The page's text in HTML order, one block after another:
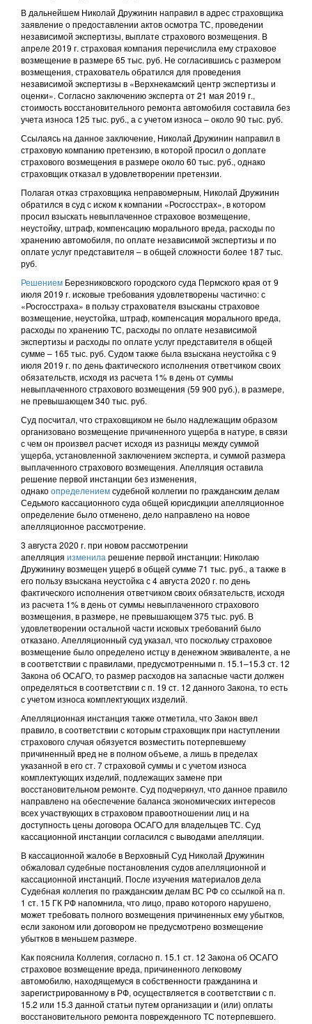
В дальнейшем Николай Дружинин направил в адрес страховщика
заявление о предоставлении актов осмотра ТС, проведении
независимой экспертизы, выплате страхового возмещения. В
апреле 2019 г. страховая компания перечислила ему страховое
возмещение в размере 65 тыс. руб. Не согласившись с размером
возмещения, страхователь обратился для проведения
независимой экспертизы в «Верхнекамский центр экспертизы и
оценки». Согласно заключению эксперта от 21 мая 2019 г.,
стоимость восстановительного ремонта автомобиля составила без
учета износа 125 тыс. руб., а с учетом износа – около 90 тыс. руб.
Ссылаясь на данное заключение, Николай Дружинин направил в
страховую компанию претензию, в которой просил о доплате
страхового возмещения в размере около 60 тыс. руб., однако
страховщик отказал в удовлетворении претензии.
Полагая отказ страховщика неправомерным, Николай Дружинин
обратился в суд с иском к компании «Росгосстрах», в котором
просил взыскать невыплаченное страховое возмещение,
неустойку, штраф, компенсацию морального вреда, расходы по
хранению автомобиля, по оплате независимой экспертизы и по
оплате услуг представителя – в общей сложности более 187 тыс.
руб.
Решением Березниковского городского суда Пермского края от 9
июля 2019 г. исковые требования удовлетворены частично: с
«Росгосстраха» в пользу страхователя взысканы страховое
возмещение, неустойка, штраф, компенсация морального вреда,
расходы по хранению ТС, расходы по оплате независимой
экспертизы и расходы по оплате услуг представителя в общей
сумме – 165 тыс. руб. Судом также была взыскана неустойка с 9
июля 2019 г. по день фактического исполнения ответчиком своих
обязательств, исходя из расчета 1% в день от суммы
невыплаченного страхового возмещения (59 900 руб.), в размере,
не превышающем 340 тыс. руб.
Суд посчитал, что страховщиком не было надлежащим образом
организовано возмещение причиненного ущерба в натуре, в связи
с чем он произвел расчет исходя из разницы между суммой
ущерба, установленной заключением эксперта, и суммой размера
выплаченного страхового возмещения. Апелляция оставила
решение первой инстанции без изменения,
однакоопределениемсудебной коллегии по гражданским делам
Седьмого кассационного суда общей юрисдикции апелляционное
определение было отменено, дело направлено на новое
апелляционное рассмотрение.
3 августа 2020 г. при новом рассмотрении
апелляция изменила решение первой инстанции: Николаю
Дружинину возмещен ущерб в общей сумме 71 тыс. руб., а также в
его пользу взыскана неустойка с 4 августа 2020 г. по день
фактического исполнения ответчиком своих обязательств, исходя
из расчета 1% в день от суммы невыплаченного страхового
возмещения, в размере, не превышающем 375 тыс. руб. В
удовлетворении остальной части исковых требований было
отказано. Апелляционный суд указал, что поскольку страховое
возмещение было определено истцу в денежном эквиваленте, а не
в соответствии с правилами, предусмотренными п. 15.1–15.3 ст. 12
Закона об ОСАГО, то размер расходов на запасные части должен
определяться в соответствии с п. 19 ст. 12 данного Закона, то есть
с учетом износа комплектующих изделий.
Апелляционная инстанция также отметила, что Закон ввел
правило, в соответствии с которым страховщик при наступлении
страхового случая обязуется возместить потерпевшему
причиненный вред не в полном объеме, а лишь в пределах
указанной в его ст. 7 страховой суммы и с учетом износа
комплектующих изделий, подлежащих замене при
восстановительном ремонте. Суд подчеркнул, что данное правило
направлено на обеспечение баланса экономических интересов
всех участвующих в страховом правоотношении лиц и на
доступность цены договора ОСАГО для владельцев ТС. Суд
кассационной инстанции согласился с выводами апелляции.
В кассационной жалобе в Верховный Суд Николай Дружинин
обжаловал судебные постановления судов апелляционной и
кассационной инстанций. После изучения материалов дела
Судебная коллегия по гражданским делам ВС РФ со ссылкой на п.
1 ст. 15 ГК РФ напомнила, что лицо, право которого нарушено,
может требовать полного возмещения причиненных ему убытков,
если законом или договором не предусмотрено возмещение
убытков в меньшем размере.
Как пояснила Коллегия, согласно п. 15.1 ст. 12 Закона об ОСАГО
страховое возмещение вреда, причиненного легковому
автомобилю, находящемуся в собственности гражданина и
зарегистрированному в РФ, осуществляется в соответствии с п.
15.2 или 15.3 данной статьи путем организации и (или) оплаты
восстановительного ремонта поврежденного ТС потерпевшего.